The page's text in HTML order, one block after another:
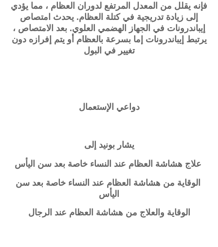
فإنه يقلل من المعدل المرتفع لدوران العظام ، مما يؤدي
إلى زيادة تدريجية في كتلة العظام. يحدث امتصاص
إيباندرونات في الجهاز الهضمي العلوي. بعد الامتصاص ،
يرتبط إيباندرونات إما بسرعة بالعظام أو يتم إفرازه دون
تغيير في البول
دواعي الإستعمال
يشار بونيد إلى
علاج هشاشة العظام عند النساء خاصة بعد سن اليأس
الوقاية من هشاشة العظام عند النساء خاصة بعد سن
اليأس
الوقاية والعلاج من هشاشة العظام عند الرجال